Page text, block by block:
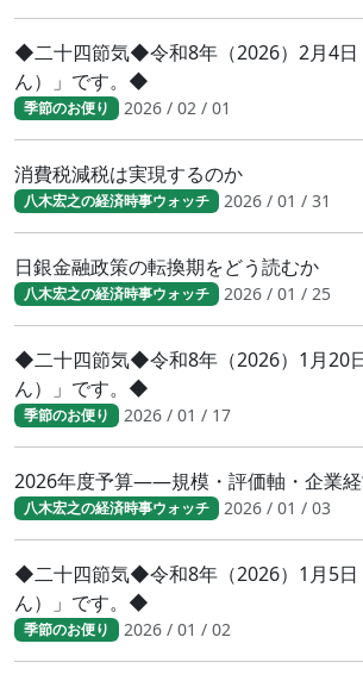
◆二十四節気◆令和8年（2026）2月4日
ん）」です。◆
季節のお便り 2026 / 02 / 01
消費税減税は実現するのか
八木宏之の経済時事ウォッチ 2026 / 01 / 31
日銀金融政策の転換期をどう読むか
八木宏之の経済時事ウォッチ 2026 / 01 / 25
◆二十四節気◆令和8年（2026）1月20
ん）」です。◆
季節のお便り 2026 / 01 / 17
2026年度予算――規模・評価軸・企業
八木宏之の経済時事ウォッチ 2026 / 01 / 03
◆二十四節気◆令和8年（2026）1月5日
ん）」です。◆
季節のお便り 2026 / 01 / 02